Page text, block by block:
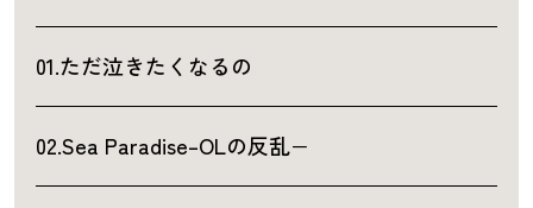
01.ただ泣きたくなるの
02.Sea Paradise–OLの反乱−